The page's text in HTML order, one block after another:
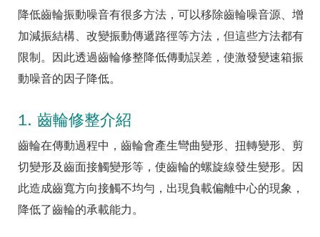
降低齒輪振動噪音有很多方法，可以移除齒輪噪音源、增
加減振結構、改變振動傳遞路徑等方法，但這些方法都有
限制。因此透過齒輪修整降低傳動誤差，使激發變速箱振
動噪音的因子降低。
1. 齒輪修整介紹
齒輪在傳動過程中，齒輪會產生彎曲變形、扭轉變形、剪
切變形及齒面接觸變形等，使齒輪的螺旋線發生變形。因
此造成齒寬方向接觸不均勻，出現負載偏離中心的現象，
降低了齒輪的承載能力。